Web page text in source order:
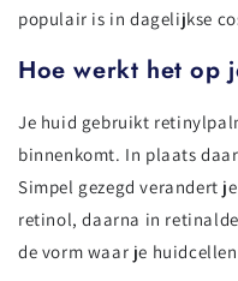
populair is in dagelijkse
Hoe werkt het op
Je huid gebruikt
binnenkomt. In plaats
Simpel gezegd verandert
retinol, daarna in
de vorm waar je